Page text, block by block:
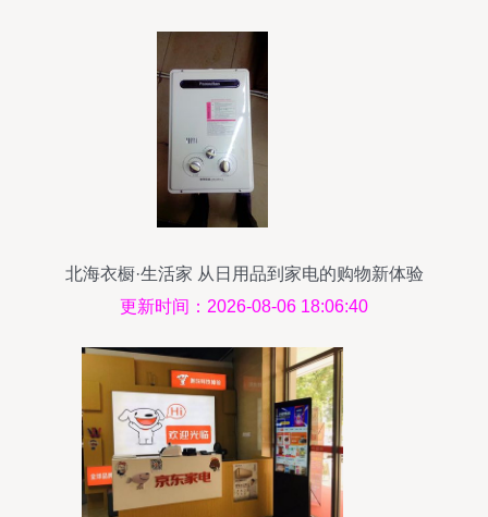
北海衣橱·生活家 从日用品到家电的购物新体验
更新时间：2026-08-06 18:06:40